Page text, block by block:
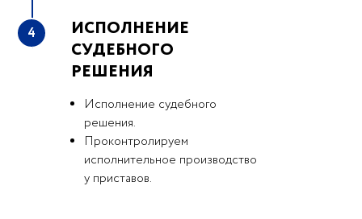
4
ИСПОЛНЕНИЕ
СУДЕБНОГО
РЕШЕНИЯ
Исполнение судебного
решения.
Проконтролируем
исполнительное производство
у приставов.